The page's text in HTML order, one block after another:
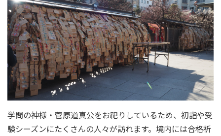
学問の神様・菅原道真公をお祀りしているため、初詣や受
験シーズンにたくさんの人々が訪れます。境内には合格祈